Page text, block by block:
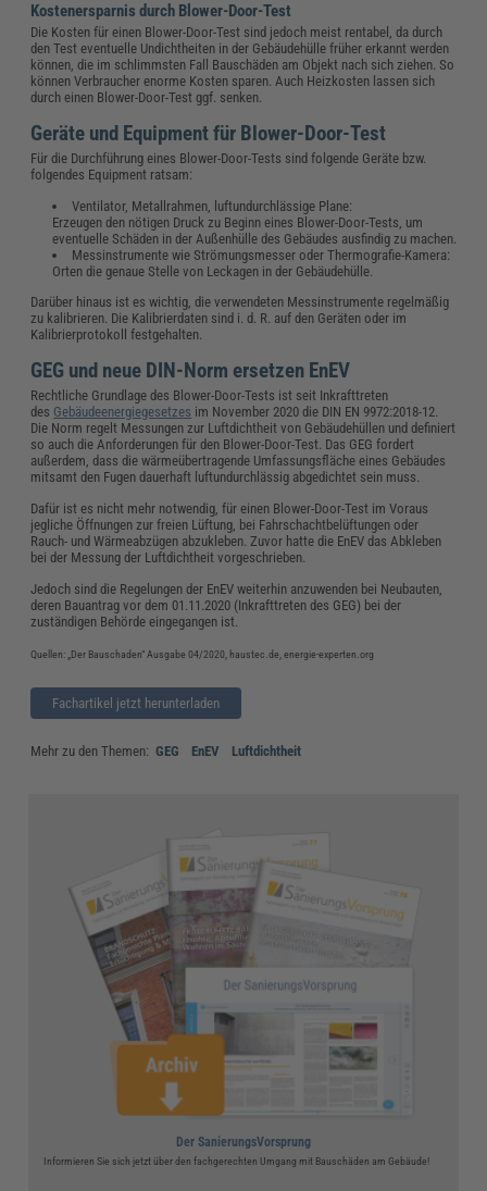
Kostenersparnis durch Blower-Door-Test
Die Kosten für einen Blower-Door-Test sind jedoch meist rentabel, da durch
den Test eventuelle Undichtheiten in der Gebäudehülle früher erkannt werden
können, die im schlimmsten Fall Bauschäden am Objekt nach sich ziehen. So
können Verbraucher enorme Kosten sparen. Auch Heizkosten lassen sich
durch einen Blower-Door-Test ggf. senken.
Geräte und Equipment für Blower-Door-Test
Für die Durchführung eines Blower-Door-Tests sind folgende Geräte bzw.
folgendes Equipment ratsam:
Ventilator, Metallrahmen, luftundurchlässige Plane:
Erzeugen den nötigen Druck zu Beginn eines Blower-Door-Tests, um
eventuelle Schäden in der Außenhülle des Gebäudes ausfindig zu machen.
Messinstrumente wie Strömungsmesser oder Thermografie-Kamera:
Orten die genaue Stelle von Leckagen in der Gebäudehülle.
Darüber hinaus ist es wichtig, die verwendeten Messinstrumente regelmäßig
zu kalibrieren. Die Kalibrierdaten sind i. d. R. auf den Geräten oder im
Kalibrierprotokoll festgehalten.
GEG und neue DIN-Norm ersetzen EnEV
Rechtliche Grundlage des Blower-Door-Tests ist seit Inkrafttreten
des Gebäudeenergiegesetzes im November 2020 die DIN EN 9972:2018-12.
Die Norm regelt Messungen zur Luftdichtheit von Gebäudehüllen und definiert
so auch die Anforderungen für den Blower-Door-Test. Das GEG fordert
außerdem, dass die wärmeübertragende Umfassungsfläche eines Gebäudes
mitsamt den Fugen dauerhaft luftundurchlässig abgedichtet sein muss.
Dafür ist es nicht mehr notwendig, für einen Blower-Door-Test im Voraus
jegliche Öffnungen zur freien Lüftung, bei Fahrschachtbelüftungen oder
Rauch- und Wärmeabzügen abzukleben. Zuvor hatte die EnEV das Abkleben
bei der Messung der Luftdichtheit vorgeschrieben.
Jedoch sind die Regelungen der EnEV weiterhin anzuwenden bei Neubauten,
deren Bauantrag vor dem 01.11.2020 (Inkrafttreten des GEG) bei der
zuständigen Behörde eingegangen ist.
Quellen: „Der Bauschaden“ Ausgabe 04/2020, haustec.de, energie-experten.org
Fachartikel jetzt herunterladen
Mehr zu den Themen: GEG EnEV Luftdichtheit
Der SanierungsVorsprung
Informieren Sie sich jetzt über den fachgerechten Umgang mit Bauschäden am Gebäude!